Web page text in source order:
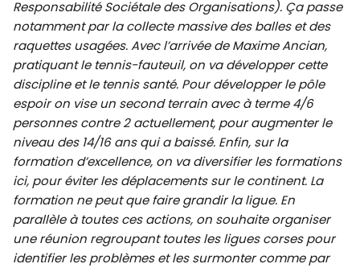
Responsabilité Sociétale des Organisations). Ça passe
notamment par la collecte massive des balles et des
raquettes usagées. Avec l’arrivée de Maxime Ancian,
pratiquant le tennis-fauteuil, on va développer cette
discipline et le tennis santé. Pour développer le pôle
espoir on vise un second terrain avec à terme 4/6
personnes contre 2 actuellement, pour augmenter le
niveau des 14/16 ans qui a baissé. Enfin, sur la
formation d’excellence, on va diversifier les formations
ici, pour éviter les déplacements sur le continent. La
formation ne peut que faire grandir la ligue. En
parallèle à toutes ces actions, on souhaite organiser
une réunion regroupant toutes les ligues corses pour
identifier les problèmes et les surmonter comme par